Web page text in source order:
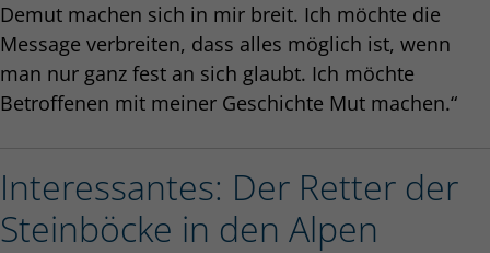
Demut machen sich in mir breit. Ich möchte die
Message verbreiten, dass alles möglich ist, wenn
man nur ganz fest an sich glaubt. Ich möchte
Betroffenen mit meiner Geschichte Mut machen.“
Interessantes: Der Retter der
Steinböcke in den Alpen